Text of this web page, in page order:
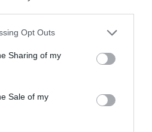
app uses one or more Google
behaviour. You may click to
and its third-party tags to
purposes in below Google
Opt Outs
Sharing of my
Sale of my